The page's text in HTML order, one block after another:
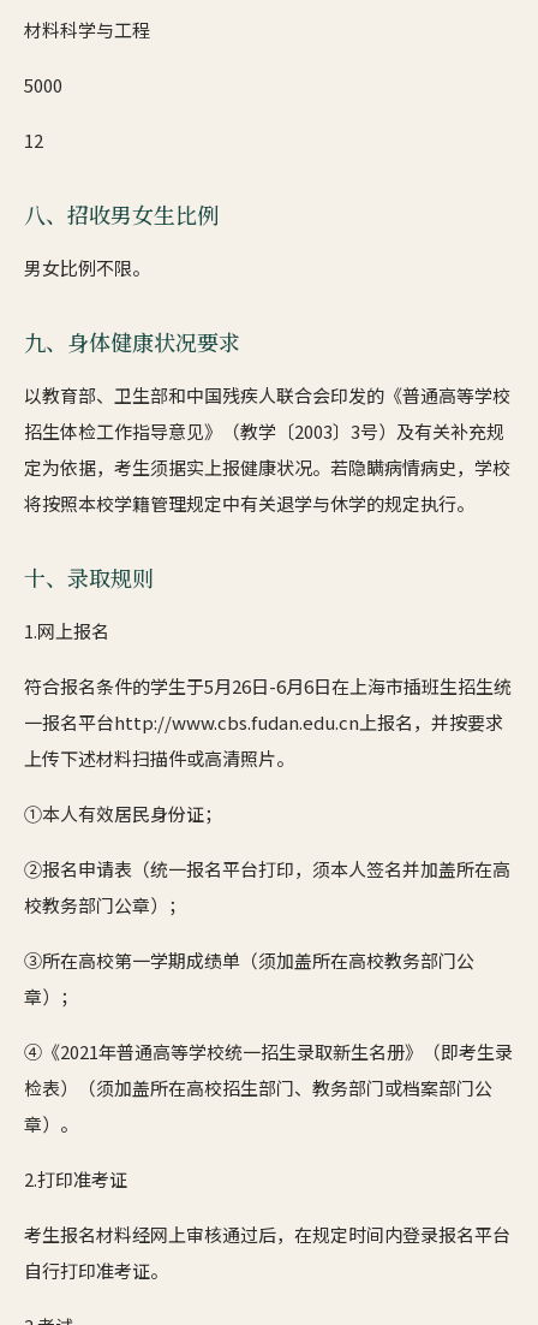
材料科学与工程
5000
12
八、招收男女生比例
男女比例不限。
九、身体健康状况要求
以教育部、卫生部和中国残疾人联合会印发的《普通高等学校
招生体检工作指导意见》（教学〔2003〕3号）及有关补充规
定为依据，考生须据实上报健康状况。若隐瞒病情病史，学校
将按照本校学籍管理规定中有关退学与休学的规定执行。
十、录取规则
1.网上报名
符合报名条件的学生于5月26日-6月6日在上海市插班生招生统
一报名平台http://www.cbs.fudan.edu.cn上报名，并按要求
上传下述材料扫描件或高清照片。
①本人有效居民身份证；
②报名申请表（统一报名平台打印，须本人签名并加盖所在高
校教务部门公章）；
③所在高校第一学期成绩单（须加盖所在高校教务部门公
章）；
④《2021年普通高等学校统一招生录取新生名册》（即考生录
检表）（须加盖所在高校招生部门、教务部门或档案部门公
章）。
2.打印准考证
考生报名材料经网上审核通过后，在规定时间内登录报名平台
自行打印准考证。